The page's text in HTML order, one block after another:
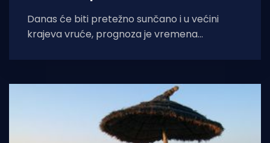
Danas će biti pretežno sunčano i u većini
krajeva vruće, prognoza je vremena
(DHMZ) za petak, a